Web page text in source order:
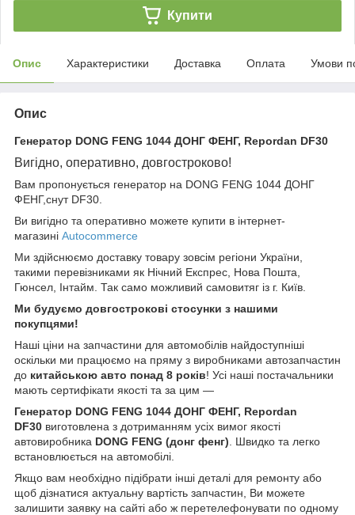
Купити
Опис Характеристики Доставка Оплата Умови
Опис
Генератор DONG FENG 1044 ДОНГ ФЕНГ, Repordan DF30
Вигідно, оперативно, довгостроково!
Вам пропонується генератор на DONG FENG 1044 ДОНГ
ФЕНГ,снут DF30.
Ви вигідно та оперативно можете купити в інтернет-
магазині Autocommerce
Ми здійснюємо доставку товару зовсім регіони України,
такими перевізниками як Нічний Експрес, Нова Пошта,
Гюнсел, Інтайм. Так само можливий самовитяг із г. Київ.
Ми будуємо довгострокові стосунки з нашими
покупцями!
Наші ціни на запчастини для автомобілів найдоступніші
оскільки ми працюємо на пряму з виробниками автозапчастин
до китайською авто понад 8 років! Усі наші постачальники
мають сертифікати якості та за цим —
Генератор DONG FENG 1044 ДОНГ ФЕНГ, Repordan
DF30 виготовлена з дотриманням усіх вимог якості
автовиробника DONG FENG (донг фенг) . Швидко та легко
встановлюється на автомобілі.
Якщо вам необхідно підібрати інші деталі для ремонту або
щоб дізнатися актуальну вартість запчастин, Ви можете
залишити заявку на сайті або ж перетелефонувати по одному